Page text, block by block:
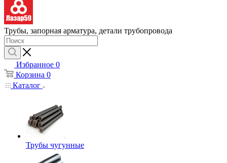
Трубы, запорная арматура, детали трубопровода
Избранное 0
Корзина 0
Каталог
Трубы чугунные